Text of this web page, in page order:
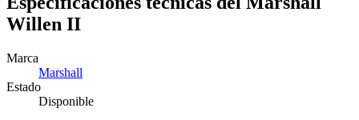
Willen II
Marca
Marshall
Estado
Disponible